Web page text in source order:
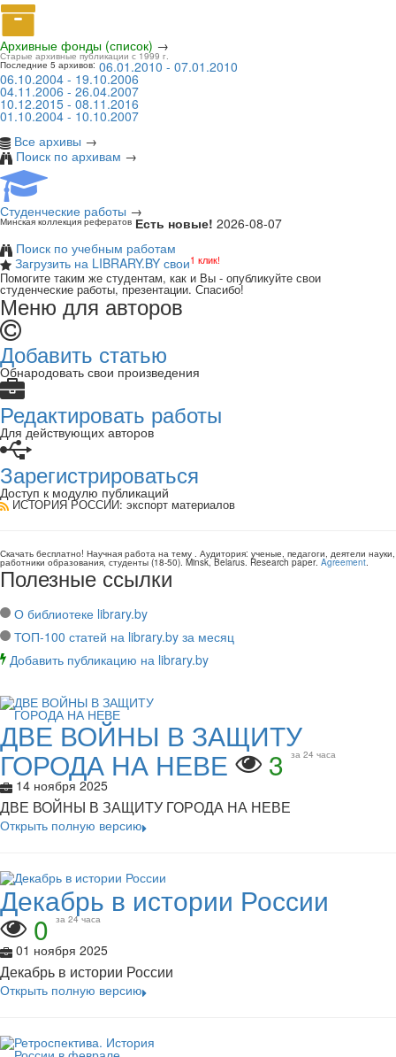
Архивные фонды (список) →
Старые архивные публикации с 1999 г.
Последние 5 архивов: 06.01.2010 - 07.01.2010
06.10.2004 - 19.10.2006
04.11.2006 - 26.04.2007
10.12.2015 - 08.11.2016
01.10.2004 - 10.10.2007
Все архивы →
Поиск по архивам →
Студенческие работы →
Минская коллекция рефератов Есть новые! 2026-08-07
Поиск по учебным работам
Загрузить на LIBRARY.BY свои1 клик!
Помогите таким же студентам, как и Вы - опубликуйте свои
студенческие работы, презентации. Спасибо!
Меню для авторов
Добавить статью
Обнародовать свои произведения
Редактировать работы
Для действующих авторов
Зарегистрироваться
Доступ к модулю публикаций
ИСТОРИЯ РОССИИ: экспорт материалов
Скачать бесплатно! Научная работа на тему . Аудитория: ученые, педагоги, деятели науки,
работники образования, студенты (18-50). Minsk, Belarus. Research paper. Agreement.
Полезные ссылки
О библиотеке library.by
ТОП-100 статей на library.by за месяц
Добавить публикацию на library.by
ДВЕ ВОЙНЫ В ЗАЩИТУ
ГОРОДА НА НЕВЕ 3 за 24 часа
14 ноября 2025
ДВЕ ВОЙНЫ В ЗАЩИТУ ГОРОДА НА НЕВЕ
Открыть полную версию
Декабрь в истории России
0 за 24 часа
01 ноября 2025
Декабрь в истории России
Открыть полную версию